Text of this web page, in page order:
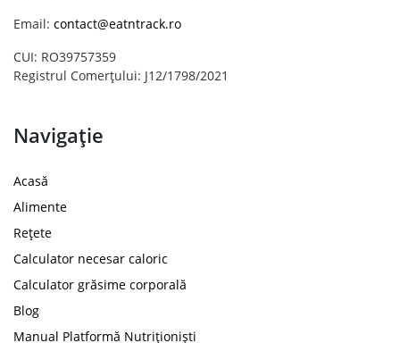
Email: contact@eatntrack.ro
CUI: RO39757359
Registrul Comerțului: J12/1798/2021
Navigație
Acasă
Alimente
Rețete
Calculator necesar caloric
Calculator grăsime corporală
Blog
Manual Platformă Nutriționiști